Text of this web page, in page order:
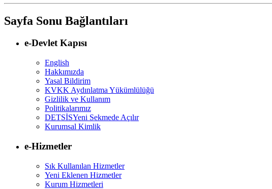
Sayfa Sonu Bağlantıları
e-Devlet Kapısı
English
Hakkımızda
Yasal Bildirim
KVKK Aydınlatma Yükümlülüğü
Gizlilik ve Kullanım
Politikalarımız
DETSİSYeni Sekmede Açılır
Kurumsal Kimlik
e-Hizmetler
Sık Kullanılan Hizmetler
Yeni Eklenen Hizmetler
Kurum Hizmetleri